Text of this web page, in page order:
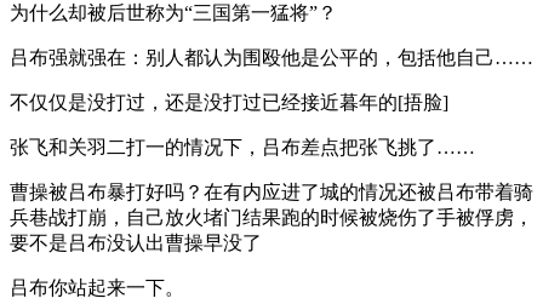
为什么却被后世称为“三国第一猛将”？
吕布强就强在：别人都认为围殴他是公平的，包括他自己……
不仅仅是没打过，还是没打过已经接近暮年的[捂脸]
张飞和关羽二打一的情况下，吕布差点把张飞挑了……
曹操被吕布暴打好吗？在有内应进了城的情况还被吕布带着骑
兵巷战打崩，自己放火堵门结果跑的时候被烧伤了手被俘虏，
要不是吕布没认出曹操早没了
吕布你站起来一下。